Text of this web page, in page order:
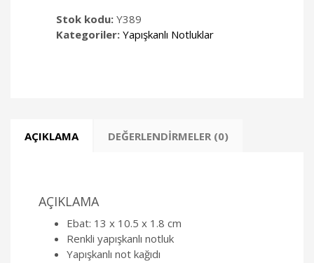
Stok kodu: Y389
Kategoriler: Yapışkanlı Notluklar
AÇIKLAMA DEĞERLENDIRMELER (0)
AÇIKLAMA
Ebat: 13 x 10.5 x 1.8 cm
Renkli yapışkanlı notluk
Yapışkanlı not kağıdı